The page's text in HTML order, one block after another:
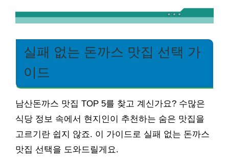
실패 없는 돈까스 맛집 선택 가
이드
남산돈까스 맛집 TOP 5를 찾고 계신가요? 수많은
식당 정보 속에서 현지인이 추천하는 숨은 맛집을
고르기란 쉽지 않죠. 이 가이드로 실패 없는 돈까스
맛집 선택을 도와드릴게요.